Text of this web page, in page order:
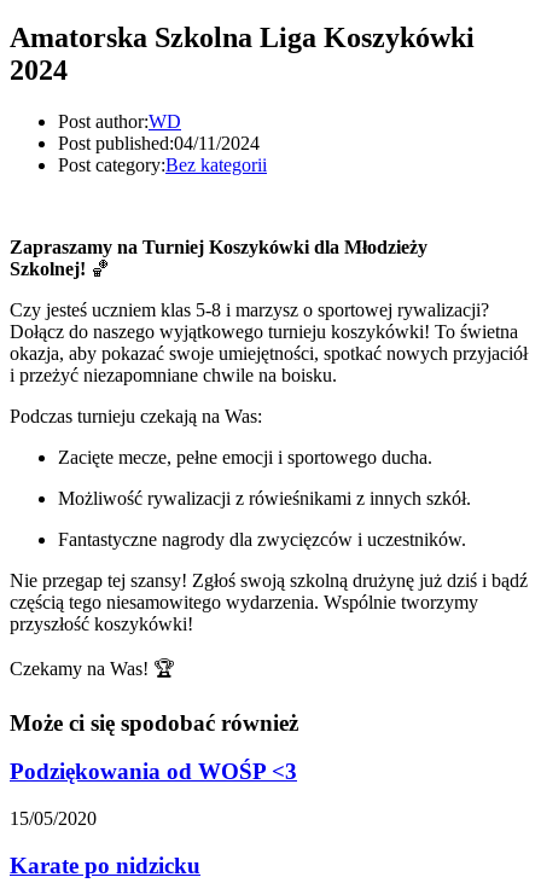
Amatorska Szkolna Liga Koszykówki
2024
Post author:WD
Post published:04/11/2024
Post category:Bez kategorii
Zapraszamy na Turniej Koszykówki dla Młodzieży
Szkolnej! 🏀
Czy jesteś uczniem klas 5-8 i marzysz o sportowej rywalizacji?
Dołącz do naszego wyjątkowego turnieju koszykówki! To świetna
okazja, aby pokazać swoje umiejętności, spotkać nowych przyjaciół
i przeżyć niezapomniane chwile na boisku.
Podczas turnieju czekają na Was:
Zacięte mecze, pełne emocji i sportowego ducha.
Możliwość rywalizacji z rówieśnikami z innych szkół.
Fantastyczne nagrody dla zwycięzców i uczestników.
Nie przegap tej szansy! Zgłoś swoją szkolną drużynę już dziś i bądź
częścią tego niesamowitego wydarzenia. Wspólnie tworzymy
przyszłość koszykówki!
Czekamy na Was! 🏆
Może ci się spodobać również
Podziękowania od WOŚP <3
15/05/2020
Karate po nidzicku